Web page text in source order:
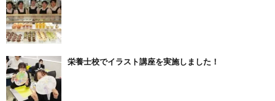
栄養士校でイラスト講座を実施しました！